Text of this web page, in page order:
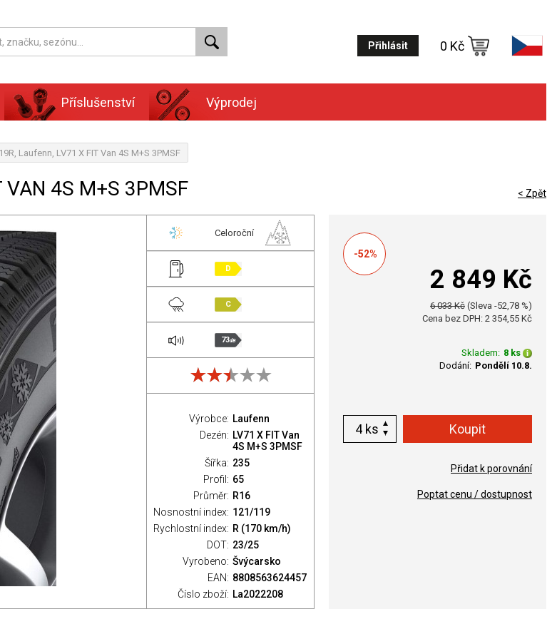
Přihlásit 0 Kč
Příslušenství Výprodej
Laufenn, LV71 X FIT Van 4S M+S 3PMSF
4S M+S 3PMSF < Zpět
Celoroční
D
C
73dB
Výrobce: Laufenn
Dezén: LV71 X FIT Van
4S M+S 3PMSF
Šířka: 235
Profil: 65
Průměr: R16
Nosnostní index: 121/119
Rychlostní index: R (170 km/h)
DOT: 23/25
Vyrobeno: Švýcarsko
EAN: 8808563624457
Číslo zboží: La2022208
-52%
2 849 Kč
6 033 Kč (Sleva -52,78 %)
Cena bez DPH: 2 354,55 Kč
Skladem: 8 ks
Dodání: Pondělí 10.8.
ks
Přidat k porovnání
Poptat cenu / dostupnost